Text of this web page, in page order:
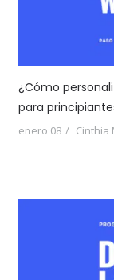
¿Cómo
para
enero 08 Cinthia